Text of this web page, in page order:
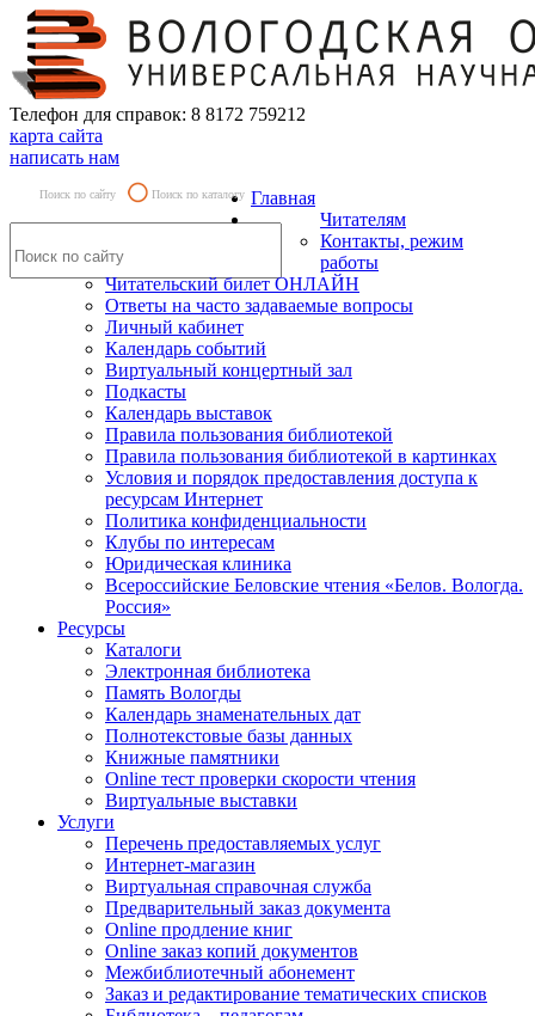
Телефон для справок: 8 8172 759212
карта сайта
написать нам
Поиск по сайту Поиск по каталогу Главная
Читателям
Контакты, режим
работы
Читательский билет ОНЛАЙН
Ответы на часто задаваемые вопросы
Личный кабинет
Календарь событий
Виртуальный концертный зал
Подкасты
Календарь выставок
Правила пользования библиотекой
Правила пользования библиотекой в картинках
Условия и порядок предоставления доступа к
ресурсам Интернет
Политика конфиденциальности
Клубы по интересам
Юридическая клиника
Всероссийские Беловские чтения «Белов. Вологда.
Россия»
Ресурсы
Каталоги
Электронная библиотека
Память Вологды
Календарь знаменательных дат
Полнотекстовые базы данных
Книжные памятники
Online тест проверки скорости чтения
Виртуальные выставки
Услуги
Перечень предоставляемых услуг
Интернет-магазин
Виртуальная справочная служба
Предварительный заказ документа
Online продление книг
Online заказ копий документов
Межбиблиотечный абонемент
Заказ и редактирование тематических списков